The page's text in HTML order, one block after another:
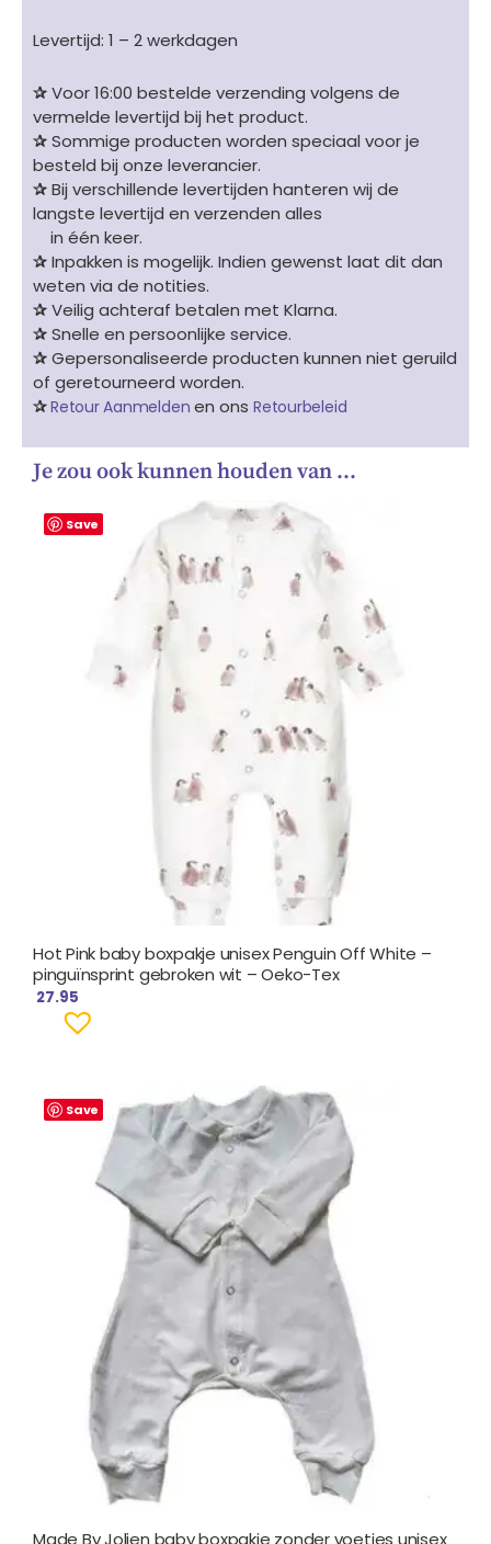
Levertijd: 1 – 2 werkdagen
✰Voor 16:00 bestelde verzending volgens de
vermelde levertijd bij het product.
✰Sommige producten worden speciaal voor je
besteld bij onze leverancier.
✰Bij verschillende levertijden hanteren wij de
langste levertijd en verzenden alles
in één keer.
✰Inpakken is mogelijk. Indien gewenst laat dit dan
weten via de notities.
✰Veilig achteraf betalen met Klarna.
✰Snelle en persoonlijke service.
✰Gepersonaliseerde producten kunnen niet geruild
of geretourneerd worden.
✰Retour Aanmelden en ons Retourbeleid
Je zou ook kunnen houden van …
Save
Hot Pink baby boxpakje unisex Penguin Off White –
pinguïnsprint gebroken wit – Oeko-Tex
27.95
Save